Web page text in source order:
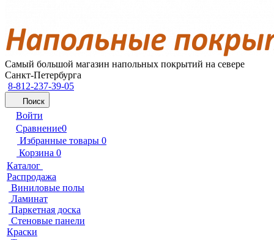
Самый большой магазин напольных покрытий на севере
Санкт-Петербурга
8-812-237-39-05
Поиск
Войти
Сравнение0
Избранные товары 0
Корзина 0
Каталог
Распродажа
Виниловые полы
Ламинат
Паркетная доска
Стеновые панели
Краски